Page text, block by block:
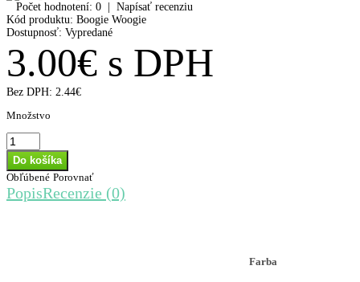
Počet hodnotení: 0
Napísať recenziu
Kód produktu: Boogie Woogie
Dostupnosť: Vypredané
3.00€ s DPH
Bez DPH: 2.44€
Množstvo
Obľúbené Porovnať
PopisRecenzie (0)
Farba